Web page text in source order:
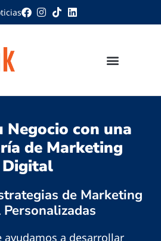
Negocio con una
de Marketing
Digital
de Marketing
ayudamos a desarrollar